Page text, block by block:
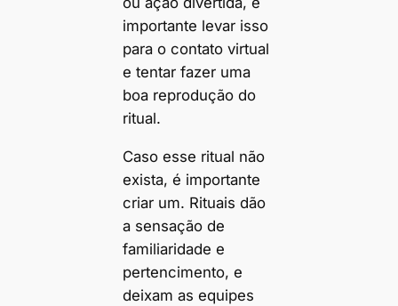
importante levar isso
para o contato virtual
e tentar fazer uma
boa reprodução do
ritual.
Caso esse ritual não
exista, é importante
criar um. Rituais dão
a sensação de
familiaridade e
pertencimento, e
deixam as equipes